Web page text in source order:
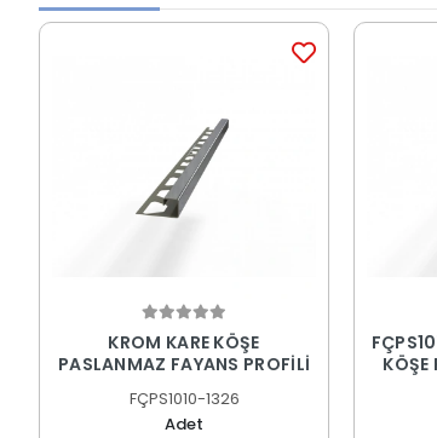
KROM KARE KÖŞE
PASLANMAZ FAYANS PROFİLİ
FÇPS1010-1326
Adet
KÖŞE